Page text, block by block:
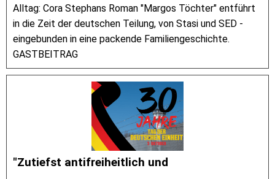
Alltag: Cora Stephans Roman "Margos Töchter" entführt
in die Zeit der deutschen Teilung, von Stasi und SED -
eingebunden in eine packende Familiengeschichte.
GASTBEITRAG
"Zutiefst antifreiheitlich und